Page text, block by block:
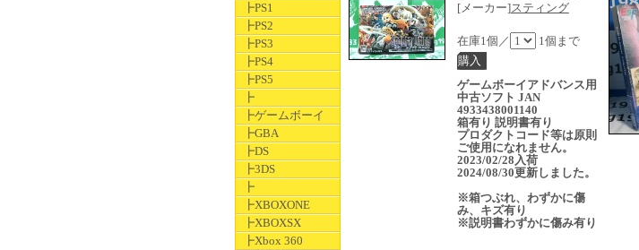
┣PS1
┣PS2
┣PS3
┣PS4
┣PS5
┣
┣ゲームボーイ
┣GBA
┣DS
┣3DS
┣
┣XBOXONE
┣XBOXSX
┣Xbox 360
[メーカー]スティング
在庫1個／ 1個まで
ゲームボーイアドバンス用
中古ソフト JAN
4933438001140
箱有り 説明書有り
プロダクトコード等は原則
ご使用になれません。
2023/02/28入荷
2024/08/30更新しました。
※箱つぶれ、わずかに傷
み、キズ有り
※説明書わずかに傷み有り